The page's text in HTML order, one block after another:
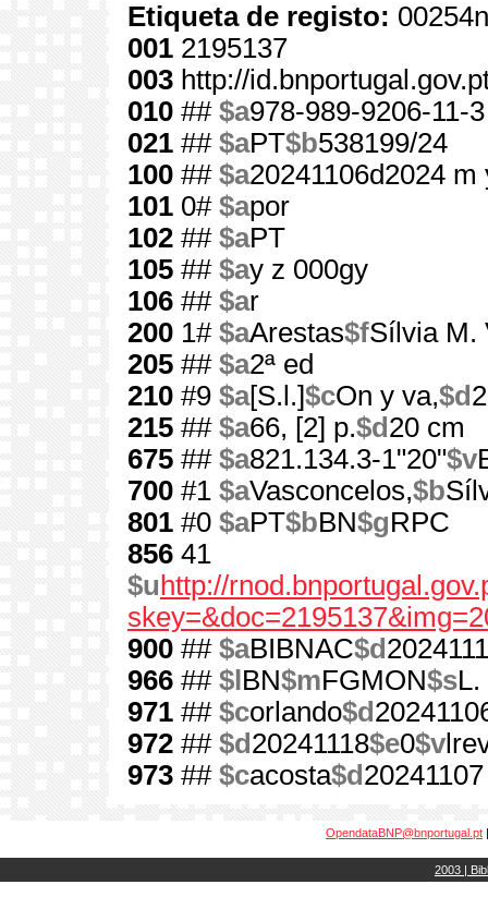
Etiqueta de registo:
001 2195137
003 http://
010 ## $a978-989-9206-11-3
021 ## $aPT$b538199/24
100 ## $a20241106d2024
101 0# $apor
102 ## $aPT
105 ## $ay z 000gy
106 ## $ar
200 1# $aArestas$fSílvia M.
205 ## $a2ª ed
210 #9 $a[S.l.]$cOn y va,$d
215 ## $a66, [2] p.$d 20 cm
675 ## $a821.134.3-1"20"$v
700 #1 $aVasconcelos,$b
801 #0 $aPT$bBN$gRPC
856 41
$u http://
900 ## $aBIBNAC$d
966 ## $l BN$mFGMON$sL.
971 ## $corlando$d
972 ## $d 20241118$e0$v
973 ## $cacosta$d 20241107
OpendataBNP@bnportugal.pt
2003 |